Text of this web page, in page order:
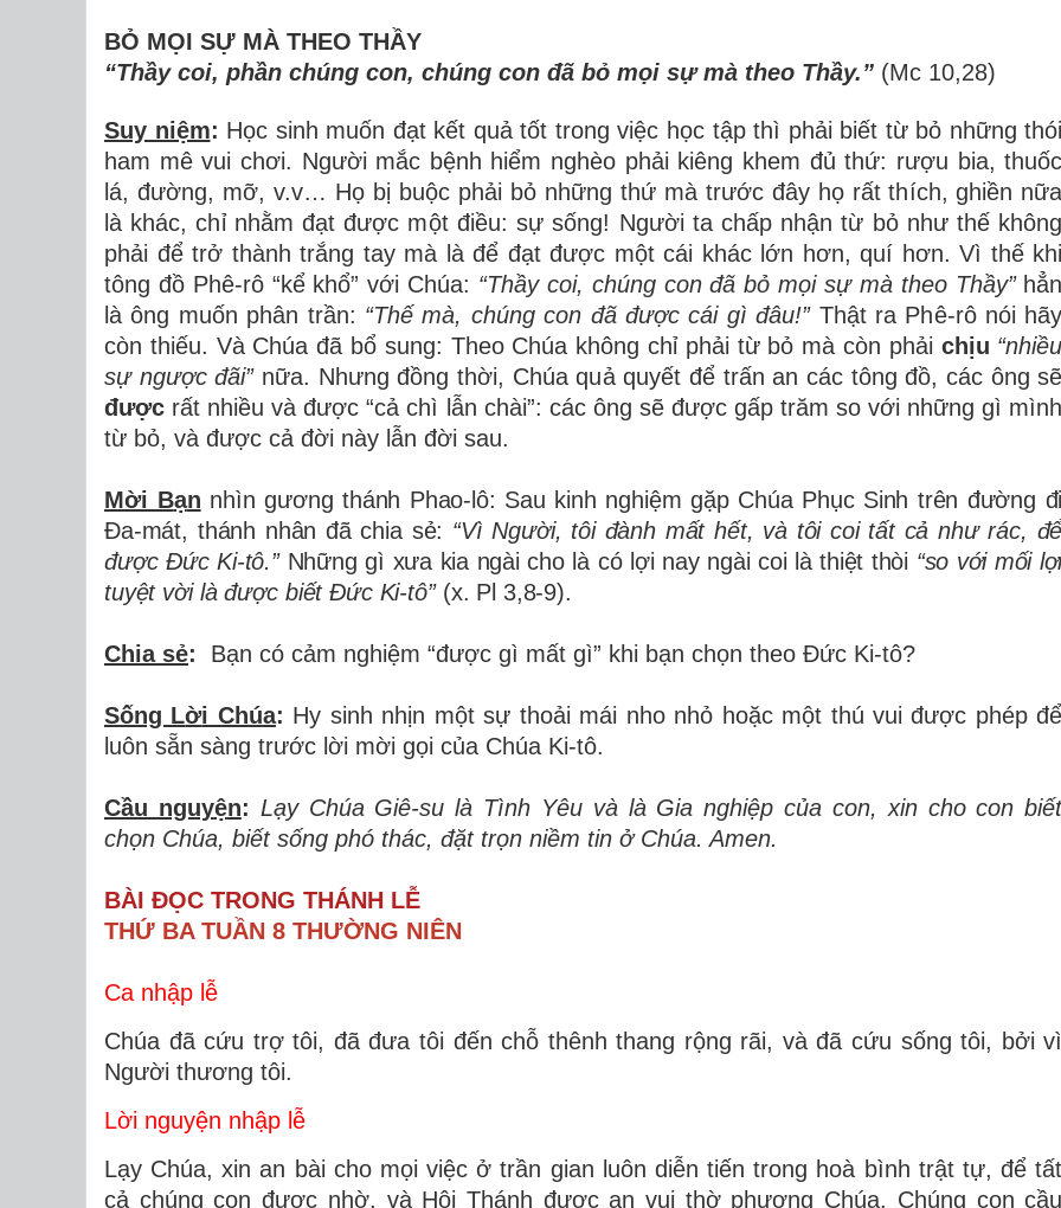
BỎ MỌI SỰ MÀ THEO THẦY
“Thầy coi, phần chúng con, chúng con đã bỏ mọi sựmà theo Thầy.” (Mc 10,28)
Suy niệm: Học sinh muốn đạt kết quảtốt trong việc học tập thì phải biết từbỏ những thói
ham mêvui chơi. Người mắc bệnh hiểm nghèo phải kiêng khem đủ thứ: rượu bia, thuốc
á, đường, mỡ, v.v… Họbị buộc phải bỏnhững thứmàtrước đây họrất thích, ghiền nữa
à khác, chỉnhằm đạtđược một điều: sự sống! Người ta chấp nhận từ bỏnhưthế không
phải đểtrở thành trắng tay mà à để đạtđược một cái khác lớn hơn, quí hơn. Vì thếkhi
tông đồPhê-rô “kểkhổ” với Chúa: “Thầy coi, chúng conđã bỏ mọi sựmàtheo Thầy”hẳn
à ông muốn phân trần: “Thế mà, chúng con đã được cái gì đâu!”Thật ra Phê-rônói hãy
còn thiếu. VàChúađã bổsung: Theo Chúa không chỉphải từbỏ mà còn phải chịu “nhiều
sựngượcđãi” nữa. Nhưngđồng thời, Chúa quảquyết đểtrấn an các tôngđồ, các ông sẽ
được rất nhiều và được“cả chì ẫn chài”: các ông sẽ được gấp trăm so với những gì mình
từ bỏ, và được cả đời này l ẫn đời sau.
Mời Bạn nhìn gương thánh Phao-l ô: Sau kinh nghiệm gặp Chúa Phục Sinh trên đường đi
Đa-mát, thánh nhânđãchia sẻ: “Vì Người, tôi đành mất hết, vàtôi coi tất cả nhưrác, để
được Đức Ki-tô.” Những gì xưa kia ngài cho là cól ợi nay ngài coi l àthiệt thòi “so với mối lợi
tuyệt vời là được biếtĐức Ki-tô” (x. Pl 3,8-9).
Chia sẻ: Bạn có cảm nghiệm “được gì mất gì” khi bạn chọn theo Đức Ki-tô?
Sống Lời Chúa: Hy sinh nhịn một sự thoải mái nho nhỏ hoặc một thú vuiđược phépđể
luôn sẵn sàng trước l ời mời gọi của Chúa Ki-tô.
Cầu nguyện: Lạy Chúa Giê-su là Tình Yêu vàlàGia nghiệp của con, xin cho con biết
chọn Chúa, biết sống phó thác, đặt trọn niềm tin ởChúa. Amen.
BÀI ĐỌC TRONG THÁNH LỄ
THỨ BA TUẦN 8 THƯỜNG NIÊN
Ca nhập lễ
Chúa đã cứu trợ tôi, đã đưa tôi đến chỗ thênh thang rộng rãi, và đã cứu sống tôi, bởi vì
Người thương tôi.
Lời nguyện nhập lễ
Lạy Chúa, xin an bài cho mọi việc ở trần gian luôn diễn tiến trong hoà bình trật tự, để tất
cả chúng con được nhờ, và Hội Thánh được an vui thờ phượng Chúa. Chúng con cầu